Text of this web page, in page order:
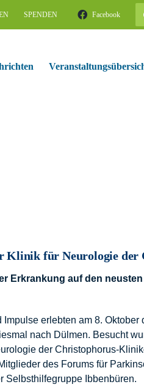
SPENDEN Facebook
Klinik für Neurologie
Erkrankung auf den neusten
erlebten am 8. Oktober
nach Dülmen. Besucht
der Christophorus-
des Forums für
Selbsthilfegruppe Ibbenbüren.